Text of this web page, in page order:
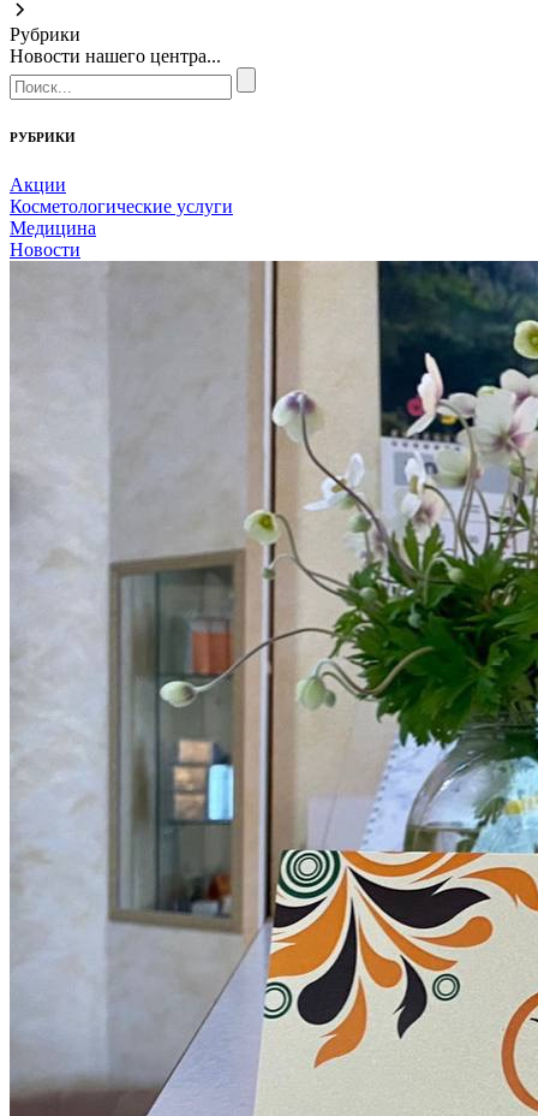
Рубрики
Новости нашего центра...
РУБРИКИ
Акции
Косметологические услуги
Медицина
Новости